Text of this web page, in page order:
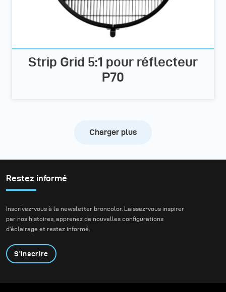
Strip Grid 5:1 pour réflecteur
P70
Charger plus
Restez informé
Inscrivez-vous à la newsletter broncolor. Laissez-vous inspirer
par nos histoires, apprenez de nouvelles configurations
d'éclairage et restez informé.
S'inscrire